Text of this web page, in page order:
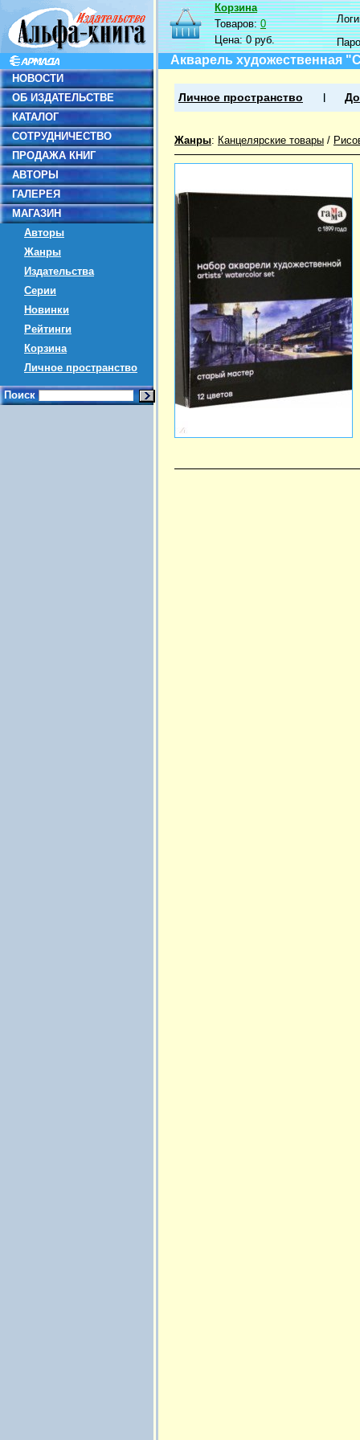
НОВОСТИ
ОБ ИЗДАТЕЛЬСТВЕ
КАТАЛОГ
СОТРУДНИЧЕСТВО
ПРОДАЖА КНИГ
АВТОРЫ
ГАЛЕРЕЯ
МАГАЗИН
Авторы
Жанры
Издательства
Серии
Новинки
Рейтинги
Корзина
Личное пространство
Поиск
Корзина
Товаров:0
Цена:0 руб.
Акварель художественная
Личное пространство
Жанры: Канцелярские товары /